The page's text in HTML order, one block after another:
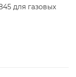
для газовых